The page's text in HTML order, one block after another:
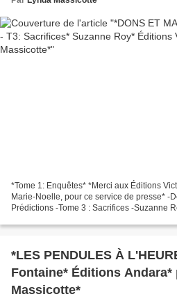
*Tome 1: Enquêtes* *Merci aux Éditions
Marie-Noelle, pour ce service de presse* -
Prédictions -Tome 3 : Sacrifices -Suzanne
*LES PENDULES À
Fontaine* Éditions Andara*
Massicotte*